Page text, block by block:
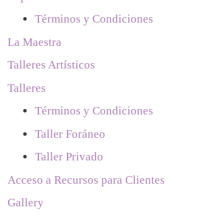
Términos y Condiciones
La Maestra
Talleres Artísticos
Talleres
Términos y Condiciones
Taller Foráneo
Taller Privado
Acceso a Recursos para Clientes
Gallery